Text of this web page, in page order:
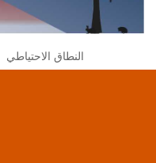
النطاق الاحتياطي